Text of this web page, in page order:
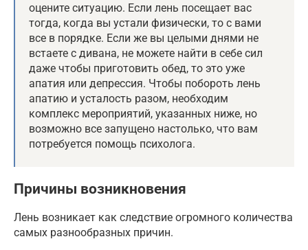
оцените ситуацию. Если лень посещает вас
тогда, когда вы устали физически, то с вами
все в порядке. Если же вы целыми днями не
встаете с дивана, не можете найти в себе сил
даже чтобы приготовить обед, то это уже
апатия или депрессия. Чтобы побороть лень
апатию и усталость разом, необходим
комплекс мероприятий, указанных ниже, но
возможно все запущено настолько, что вам
потребуется помощь психолога.
Причины возникновения
Лень возникает как следствие огромного количества
самых разнообразных причин.